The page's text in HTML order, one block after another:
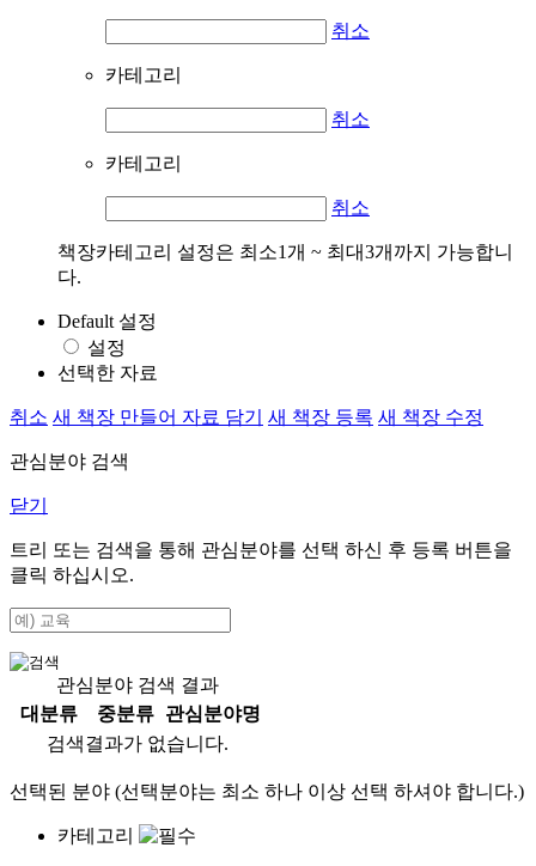
취소
카테고리
취소
카테고리
취소
책장카테고리 설정은 최소1개 ~ 최대3개까지 가능합니
다.
Default 설정
설정
선택한 자료
취소 새 책장 만들어 자료 담기 새 책장 등록 새 책장 수정
관심분야 검색
닫기
트리 또는 검색을 통해 관심분야를 선택 하신 후 등록 버튼을
클릭 하십시오.
관심분야 검색 결과
대분류
중분류
관심분야명
검색결과가 없습니다.
선택된 분야 (선택분야는 최소 하나 이상 선택 하셔야 합니다.)
카테고리